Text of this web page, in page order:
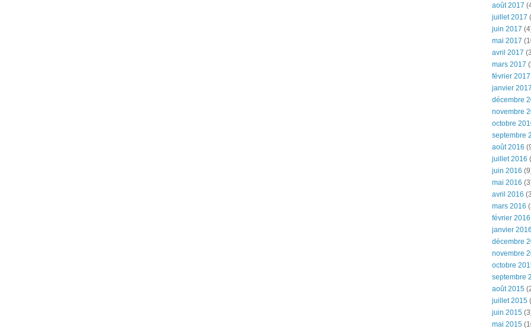
août 2017
juillet 2017
juin 2017
mai 2017
avril 2017
mars 2017
février 2017
janvier 2017
décembre
novembre
octobre
septembre
août 2016
juillet 2016
juin 2016
mai 2016
avril 2016
mars 2016
février 2016
janvier 2016
décembre
novembre
octobre
septembre
août 2015
juillet 2015
juin 2015
mai 2015